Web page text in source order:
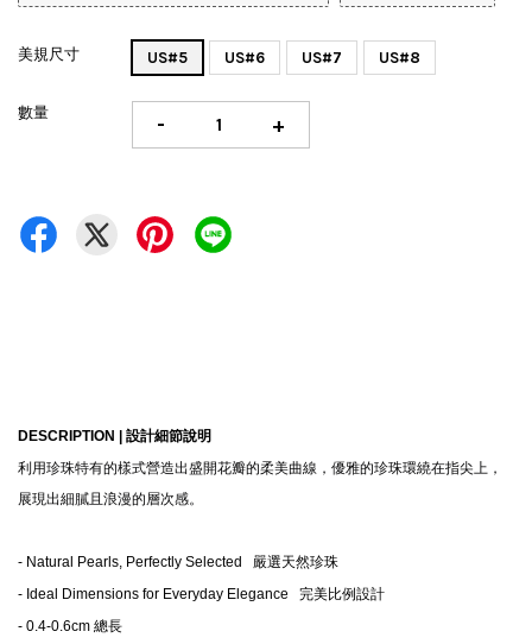
美規尺寸 US#5 US#6 US#7 US#8
數量 - +
DESCRIPTION | 設計細節說明
利用珍珠特有的樣式營造出盛開花瓣的柔美曲線，優雅的珍珠環繞在指尖上，
展現出細膩且浪漫的層次感。
- Natural Pearls, Perfectly Selected 嚴選天然珍珠
- Ideal Dimensions for Everyday Elegance
完美比例設計
- 0.4-0.6cm 總長